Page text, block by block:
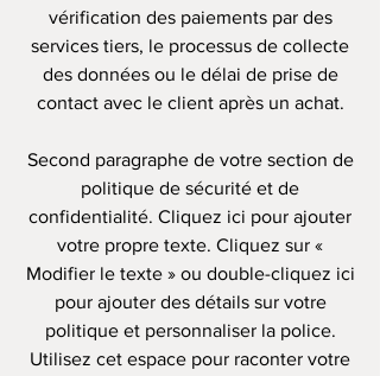
vérification des paiements par des
services tiers, le processus de collecte
des données ou le délai de prise de
contact avec le client après un achat.
Second paragraphe de votre section de
politique de sécurité et de
confidentialité. Cliquez ici pour ajouter
votre propre texte. Cliquez sur «
Modifier le texte » ou double-cliquez ici
pour ajouter des détails sur votre
politique et personnaliser la police.
Utilisez cet espace pour raconter votre